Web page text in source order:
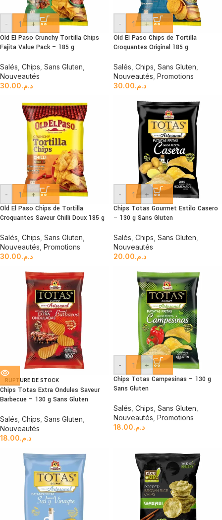
- +
Old El Paso Crunchy Tortilla Chips
Fajita Value Pack – 185 g
Salés Chips Sans Gluten
Nouveautés
د.م.30.00
- +
Old El Paso Chips de Tortilla
Croquantes Original 185 g
Salés Chips Sans Gluten
Nouveautés Promotions
د.م.30.00
- +
Old El Paso Chips de Tortilla
Croquantes Saveur Chilli Doux 185 g
Salés Chips Sans Gluten
Nouveautés Promotions
د.م.30.00
- +
Chips Totas Gourmet Estilo Casero
– 130 g Sans Gluten
Salés Chips Sans Gluten
Nouveautés
د.م.20.00
RUPTURE DE STOCK
Chips Totas Extra Ondules Saveur
Barbecue – 130 g Sans Gluten
Salés Chips Sans Gluten
Nouveautés
د.م.18.00
- +
Chips Totas Campesinas – 130 g
Sans Gluten
Salés Chips Sans Gluten
Nouveautés Promotions
د.م.18.00